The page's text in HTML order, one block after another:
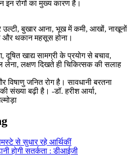
इन रोगों का मुख्य कारण है।
उल्टी, बुखार आना, भूख में कमी, आखों, नाखूनों
और थकान महसूस होना।
दूषित खाद्य सामग्री के प्रयोग से बचाव,
लक्षण दिखते ही चिकित्सक की सलाह
विषाणु जनित रोग है। सावधानी बरतना
संख्या बढ़ी है। -डॉ. हरीश आर्या,
से सुधार रहे आर्थिकीं
होगी सतर्कता : डीआईजी